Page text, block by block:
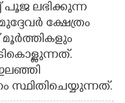
പൂജ ലഭിക്കുന്ന
ക്ഷേത്രം
മൂർത്തികളും
സ്ഥിതിചെയ്യുന്നത്.